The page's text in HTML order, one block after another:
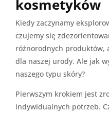
kosmetyków
Kiedy zaczynamy
czujemy się
różnorodnych produktów,
dla naszej urody. Ale jak
naszego typu skóry?
Pierwszym krokiem jest
indywidualnych potrzeb.